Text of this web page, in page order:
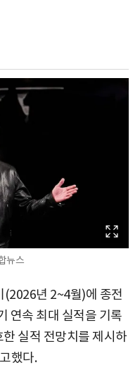
뉴스
년 2~4월)에 종전
연속 최대 실적을 기록
실적 전망치를 제시하
했다.